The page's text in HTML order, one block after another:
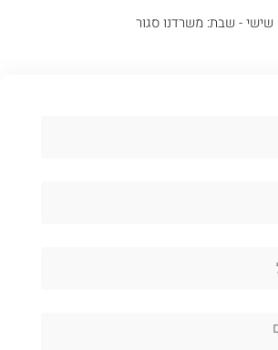
שישי - שבת: משרדנו סגור